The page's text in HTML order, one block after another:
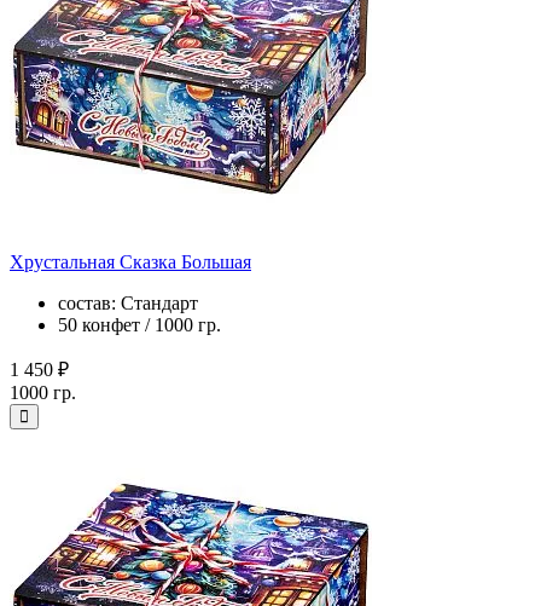
Хрустальная Сказка Большая
состав: Стандарт
50 конфет / 1000 гр.
1 450 ₽
1000 гр.